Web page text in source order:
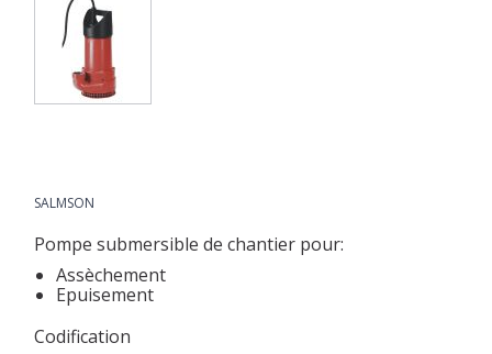
SALMSON
Pompe submersible de chantier pour:
Assèchement
Epuisement
Codification